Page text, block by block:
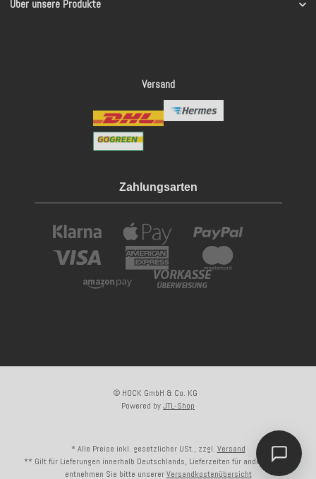
Über unsere Produkte
Versand
Zahlungsarten
© HOCK GmbH & Co. KG
Powered byJTL-Shop
* Alle Preise inkl. gesetzlicher USt., zzgl. Versand
** Gilt für Lieferungen innerhalb Deutschlands, Lieferzeiten für andere Länder
entnehmen Sie bitte unsererVersandkostenübersicht